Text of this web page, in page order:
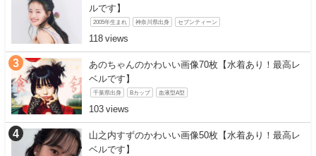
ルです】
2005年生まれ 神奈川県出身 セブンティーン
118
あのちゃんのかわいい画像70枚【水着あり！最高レ
ベルです】
千葉県出身 Bカップ 血液型A型
103
山之内すずのかわいい画像50枚【水着あり！最高レ
ベルです】